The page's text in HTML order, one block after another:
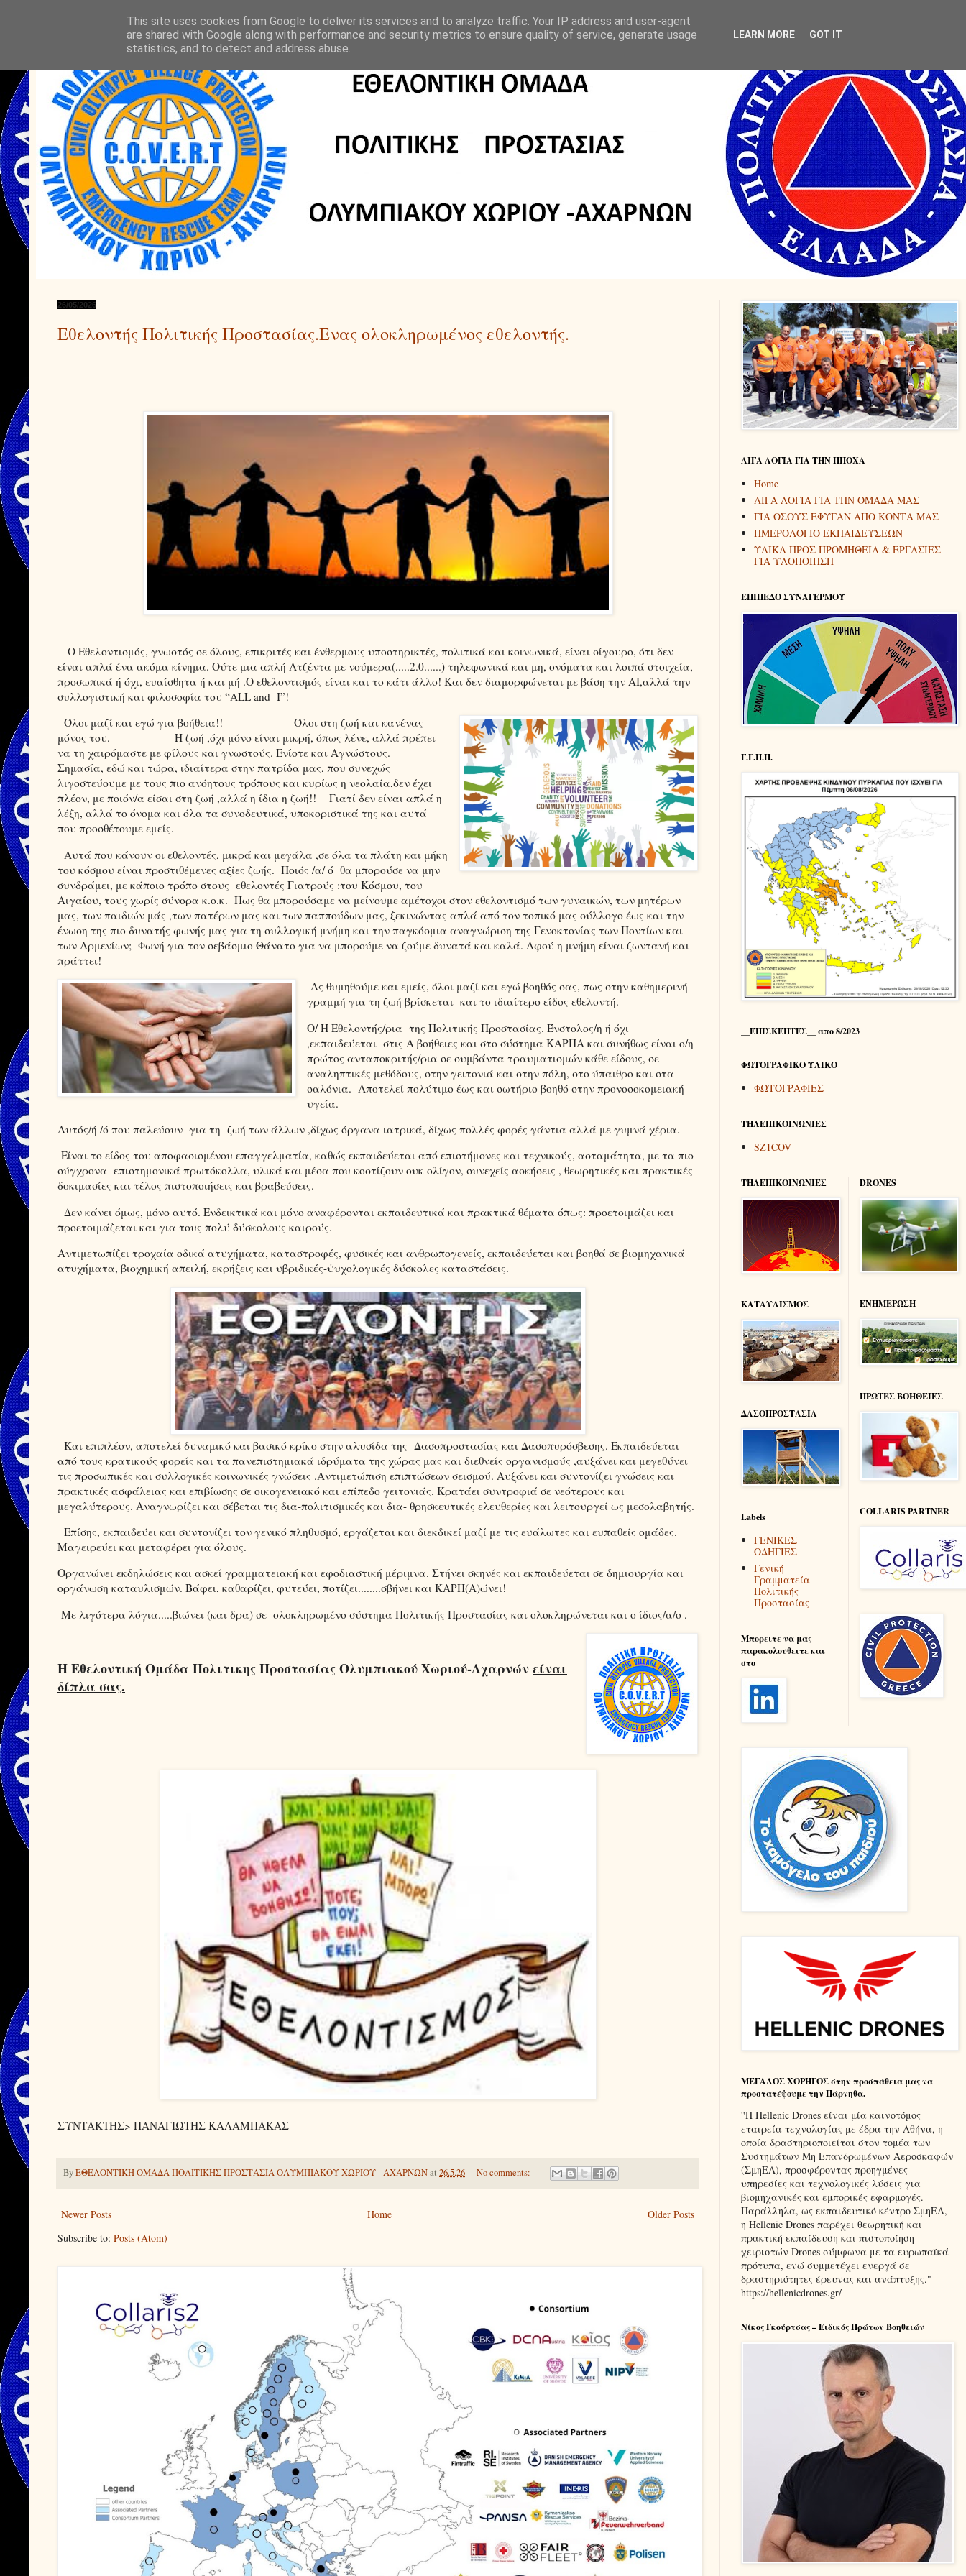
26/05/2026
Εθελοντής Πολιτικής Προστασίας.Ενας ολοκληρωμένος εθελοντής.
Ο Εθελοντισμός, γνωστός σε όλους, επικριτές και ένθερμους υποστηρικτές, πολιτικά και κοινωνικά, είναι σίγουρο, ότι δεν
είναι απλά ένα ακόμα κίνημα. Ούτε μια απλή Ατζέντα με νούμερα(.....2.0......) τηλεφωνικά και μη, ονόματα και λοιπά στοιχεία,
προσωπικά ή όχι, ευαίσθητα ή και μή .Ο εθελοντισμός είναι και το κάτι άλλο! Και δεν διαμορφώνεται με βάση την AI,αλλά την
συλλογιστική και φιλοσοφία του “ALL and I”!
Όλοι μαζί και εγώ για βοήθεια!! Όλοι στη ζωή και κανένας
μόνος του. Η ζωή ,όχι μόνο είναι μικρή, όπως λένε, αλλά πρέπει
να τη χαιρόμαστε με φίλους και γνωστούς. Ενίοτε και Αγνώστους.
Σημασία, εδώ και τώρα, ιδιαίτερα στην πατρίδα μας, που συνεχώς
λιγοστεύουμε με τους πιο ανόητους τρόπους και κυρίως η νεολαία,δεν έχει
πλέον, με ποιόν/α είσαι στη ζωή ,αλλά η ίδια η ζωή!! Γιατί δεν είναι απλά η
λέξη, αλλά το όνομα και όλα τα συνοδευτικά, υποκοριστικά της και αυτά
που προσθέτουμε εμείς.
Αυτά που κάνουν οι εθελοντές, μικρά και μεγάλα ,σε όλα τα πλάτη και μήκη
του κόσμου είναι προστιθέμενες αξίες ζωής. Ποιός /α/ ό θα μπορούσε να μην
συνδράμει, με κάποιο τρόπο στους εθελοντές Γιατρούς :του Κόσμου, του
Αιγαίου, τους χωρίς σύνορα κ.ο.κ. Πως θα μπορούσαμε να μείνουμε αμέτοχοι στον εθελοντισμό των γυναικών, των μητέρων
μας, των παιδιών μάς ,των πατέρων μας και των παππούδων μας, ξεκινώντας απλά από τον τοπικό μας σύλλογο έως και την
ένωση της πιο δυνατής φωνής μας για τη συλλογική μνήμη και την παγκόσμια αναγνώριση της Γενοκτονίας των Ποντίων και
των Αρμενίων; Φωνή για τον σεβάσμιο Θάνατο για να μπορούμε να ζούμε δυνατά και καλά. Αφού η μνήμη είναι ζωντανή και
πράττει!
Ας θυμηθούμε και εμείς, όλοι μαζί και εγώ βοηθός σας, πως στην καθημερινή
γραμμή για τη ζωή βρίσκεται και το ιδιαίτερο είδος εθελοντή.
Ο/ Η Εθελοντής/ρια της Πολιτικής Προστασίας. Ένστολος/η ή όχι
,εκπαιδεύεται στις Α βοήθειες και στο σύστημα ΚΑΡΠΑ και συνήθως είναι ο/η
πρώτος ανταποκριτής/ρια σε συμβάντα τραυματισμών κάθε είδους, σε
αναληπτικές μεθόδους, στην γειτονιά και στην πόλη, στο ύπαιθρο και στα
σαλόνια. Αποτελεί πολύτιμο έως και σωτήριο βοηθό στην προνοσοκομειακή
υγεία.
Αυτός/ή /ό που παλεύουν για τη ζωή των άλλων ,δίχως όργανα ιατρικά, δίχως πολλές φορές γάντια αλλά με γυμνά χέρια.
Είναι το είδος του αποφασισμένου επαγγελματία, καθώς εκπαιδεύεται από επιστήμονες και τεχνικούς, ασταμάτητα, με τα πιο
σύγχρονα επιστημονικά πρωτόκολλα, υλικά και μέσα που κοστίζουν ουκ ολίγον, συνεχείς ασκήσεις , θεωρητικές και πρακτικές
δοκιμασίες και τέλος πιστοποιήσεις και βραβεύσεις.
Δεν κάνει όμως, μόνο αυτό. Ενδεικτικά και μόνο αναφέρονται εκπαιδευτικά και πρακτικά θέματα όπως: προετοιμάζει και
προετοιμάζεται και για τους πολύ δύσκολους καιρούς.
Αντιμετωπίζει τροχαία οδικά ατυχήματα, καταστροφές, φυσικές και ανθρωπογενείς, εκπαιδεύεται και βοηθά σε βιομηχανικά
ατυχήματα, βιοχημική απειλή, εκρήξεις και υβριδικές-ψυχολογικές δύσκολες καταστάσεις.
Και επιπλέον, αποτελεί δυναμικό και βασικό κρίκο στην αλυσίδα της Δασοπροστασίας και Δασοπυρόσβεσης. Εκπαιδεύεται
από τους κρατικούς φορείς και τα πανεπιστημιακά ιδρύματα της χώρας μας και διεθνείς οργανισμούς ,αυξάνει και μεγεθύνει
τις προσωπικές και συλλογικές κοινωνικές γνώσεις .Αντιμετώπιση επιπτώσεων σεισμού. Αυξάνει και συντονίζει γνώσεις και
πρακτικές ασφάλειας και επιβίωσης σε οικογενειακό και επίπεδο γειτονιάς. Κρατάει συντροφιά σε νεότερους και
μεγαλύτερους. Αναγνωρίζει και σέβεται τις δια-πολιτισμικές και δια- θρησκευτικές ελευθερίες και λειτουργεί ως μεσολαβητής.
Επίσης, εκπαιδεύει και συντονίζει τον γενικό πληθυσμό, εργάζεται και διεκδικεί μαζί με τις ευάλωτες και ευπαθείς ομάδες.
Μαγειρεύει και μεταφέρει για όλους.
Οργανώνει εκδηλώσεις και ασκεί γραμματειακή και εφοδιαστική μέριμνα. Στήνει σκηνές και εκπαιδεύεται σε δημιουργία και
οργάνωση καταυλισμών. Βάφει, καθαρίζει, φυτεύει, ποτίζει........σβήνει και ΚΑΡΠ(Α)ώνει!
Με λιγότερα λόγια.....βιώνει (και δρα) σε ολοκληρωμένο σύστημα Πολιτικής Προστασίας και ολοκληρώνεται και ο ίδιος/α/ο .
Η Εθελοντική Ομάδα Πολιτικης Προστασίας Ολυμπιακού Χωριού-Αχαρνώνείναι
δίπλα σας.
ΣΥΝΤΑΚΤΗΣ> ΠΑΝΑΓΙΩΤΗΣ ΚΑΛΑΜΠΑΚΑΣ
ByΕΘΕΛΟΝΤΙΚΗ ΟΜΑΔΑ ΠΟΛΙΤΙΚΗΣ ΠΡΟΣΤΑΣΙΑ ΟΛΥΜΠΙΑΚΟΥ ΧΩΡΙΟΥ - ΑΧΑΡΝΩΝat 26.5.26 No comments:
Newer Posts Older Posts
Home
Subscribe to: Posts (Atom)
ΛΙΓΑ ΛΟΓΙΑ ΓΙΑ ΤΗΝ ΠΠΟΧΑ
Home
ΛΙΓΑ ΛΟΓΙΑ ΓΙΑ ΤΗΝ ΟΜΑΔΑ ΜΑΣ
ΓΙΑ ΟΣΟΥΣ ΕΦΥΓΑΝ ΑΠΟ ΚΟΝΤΑ ΜΑΣ
ΗΜΕΡΟΛΟΓΙΟ ΕΚΠΑΙΔΕΥΣΕΩΝ
ΥΛΙΚΑ ΠΡΟΣ ΠΡΟΜΗΘΕΙΑ & ΕΡΓΑΣΙΕΣ
ΓΙΑ ΥΛΟΠΟΙΗΣΗ
ΕΠΙΠΕΔΟ ΣΥΝΑΓΕΡΜΟΥ
Γ.Γ.Π.Π.
__ΕΠΙΣΚΕΠΤΕΣ__ απο 8/2023
ΦΩΤΟΓΡΑΦΙΚΟ ΥΛΙΚΟ
ΦΩΤΟΓΡΑΦΙΕΣ
ΤΗΛΕΠΙΚΟΙΝΩΝΙΕΣ
SZ1COV
ΤΗΛΕΠΙΚΟΙΝΩΝΙΕΣ
ΚΑΤΑΥΛΙΣΜΟΣ
ΔΑΣΟΠΡΟΣΤΑΣΙΑ
Labels
ΓΕΝΙΚΕΣ
ΟΔΗΓΙΕΣ
Γενική
Γραμματεία
Πολιτικής
Προστασίας
Μπορειτε να μας
παρακολουθειτε και
στο
DRONES
ΕΝΗΜΕΡΩΣΗ
ΠΡΩΤΕΣ ΒΟΗΘΕΙΕΣ
COLLARIS PARTNER
ΜΕΓΑΛΟΣ ΧΟΡΗΓΟΣ στην προσπάθεια μας να
προστατέψουμε την Πάρνηθα.
''Η Hellenic Drones είναι μία καινοτόμος
εταιρεία τεχνολογίας με έδρα την Αθήνα, η
οποία δραστηριοποιείται στον τομέα των
Συστημάτων Μη Επανδρωμένων Αεροσκαφών
(ΣμηΕΑ), προσφέροντας προηγμένες
υπηρεσίες και τεχνολογικές λύσεις για
βιομηχανικές και εμπορικές εφαρμογές.
Παράλληλα, ως εκπαιδευτικό κέντρο ΣμηΕΑ,
η Hellenic Drones παρέχει θεωρητική και
πρακτική εκπαίδευση και πιστοποίηση
χειριστών Drones σύμφωνα με τα ευρωπαϊκά
πρότυπα, ενώ συμμετέχει ενεργά σε
δραστηριότητες έρευνας και ανάπτυξης."
https://hellenicdrones.gr/
Νίκος Γκούρτσας – Ειδικός Πρώτων Βοηθειών
This site uses cookies from Google to deliver its services and to analyze traffic. Your IP address and user-agent
are shared with Google along with performance and security metrics to ensure quality of service, generate usage
statistics, and to detect and address abuse.
LEARN MORE GOT IT